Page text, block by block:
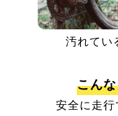
汚れてい
こん
安全に走行